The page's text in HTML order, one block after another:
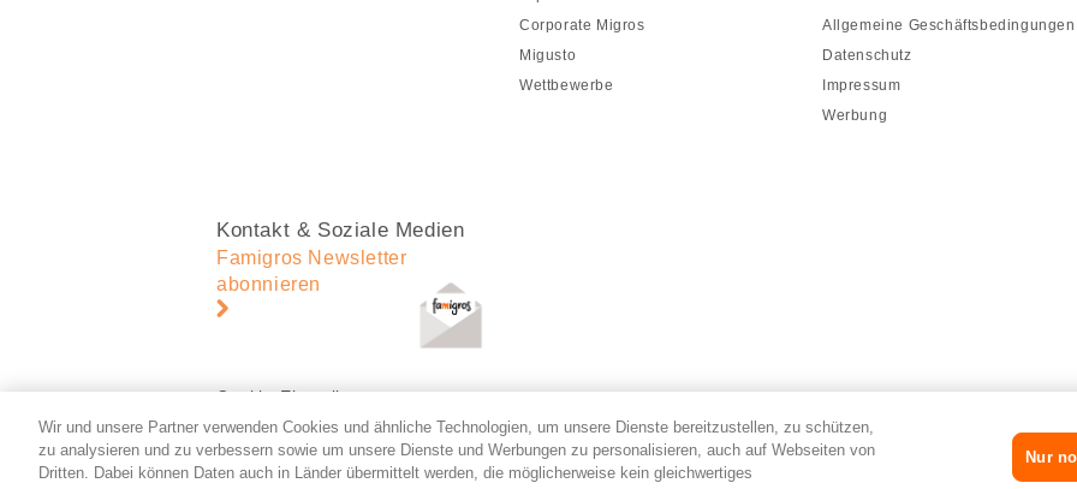
Corporate Migros
Migusto
Wettbewerbe
Allgemeine Geschäftsbedingungen
Datenschutz
Impressum
Werbung
Kontakt & Soziale Medien
Famigros Newsletter
abonnieren
Cookie-Einstellungen
© 2026 Migros-Genossenschafts-Bund
Wir und unsere Partner verwenden Cookies und ähnliche Technologien, um unsere Dienste bereitzustellen, zu schützen,
zu analysieren und zu verbessern sowie um unsere Dienste und Werbungen zu personalisieren, auch auf Webseiten von
Dritten. Dabei können Daten auch in Länder übermittelt werden, die möglicherweise kein gleichwertiges
Nur